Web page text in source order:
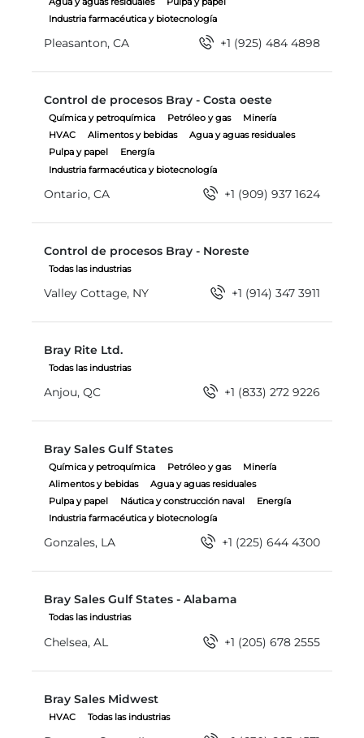
Industria farmacéutica y biotecnología
Pleasanton, CA +1 (925) 484 4898
Control de procesos Bray - Costa oeste
Química y petroquímica Petróleo y gas
Minería
HVAC
Alimentos y bebidas
Agua y aguas residuales
Pulpa y papel
Energía
Industria farmacéutica y biotecnología
Ontario, CA +1 (909) 937 1624
Control de procesos Bray - Noreste
Todas las industrias
Valley Cottage, NY +1 (914) 347 3911
Bray Rite Ltd.
Todas las industrias
Anjou, QC +1 (833) 272 9226
Bray Sales Gulf States
Química y petroquímica Petróleo y gas
Minería
Alimentos y bebidas
Agua y aguas residuales
Pulpa y papel
Náutica y construcción naval
Energía
Industria farmacéutica y biotecnología
Gonzales, LA +1 (225) 644 4300
Bray Sales Gulf States - Alabama
Todas las industrias
Chelsea, AL +1 (205) 678 2555
Bray Sales Midwest
HVAC Todas las industrias